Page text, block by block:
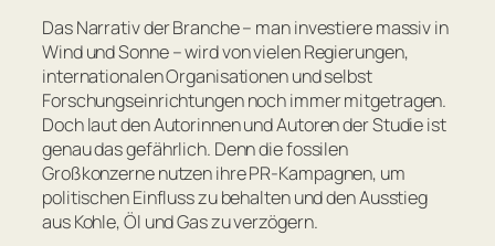
Das Narrativ der Branche – man investiere massiv in
Wind und Sonne – wird von vielen Regierungen,
internationalen Organisationen und selbst
Forschungseinrichtungen noch immer mitgetragen.
Doch laut den Autorinnen und Autoren der Studie ist
genau das gefährlich. Denn die fossilen
Großkonzerne nutzen ihre PR-Kampagnen, um
politischen Einfluss zu behalten und den Ausstieg
aus Kohle, Öl und Gas zu verzögern.